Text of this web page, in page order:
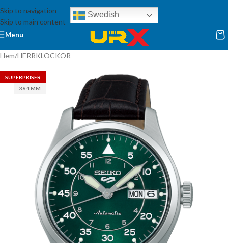
Skip to navigation
Skip to main content
Swedish
Menu
Hem/HERRKLOCKOR
SUPERPRISER
36.4 MM